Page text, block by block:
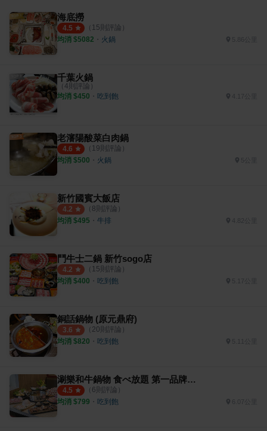
海底撈
4.5 （ 15則評論）
均消 $5082 ・ 火鍋 5.86公里
千葉火鍋
（ 4則評論）
均消 $450 ・ 吃到飽 4.17公里
老瀋陽酸菜白肉鍋
4.6 （ 19則評論）
均消 $500 ・ 火鍋 5公里
新竹國賓大飯店
4.2 （ 8則評論）
均消 $495 ・ 牛排 4.82公里
鬥牛士二鍋 新竹sogo店
4.2 （ 15則評論）
均消 $400 ・ 吃到飽 5.17公里
銅話鍋物 (原元鼎府)
3.6 （ 20則評論）
均消 $820 ・ 吃到飽 5.11公里
涮樂和牛鍋物 食べ放題 第一品牌 新竹經國店
4.5 （ 6則評論）
均消 $799 ・ 吃到飽